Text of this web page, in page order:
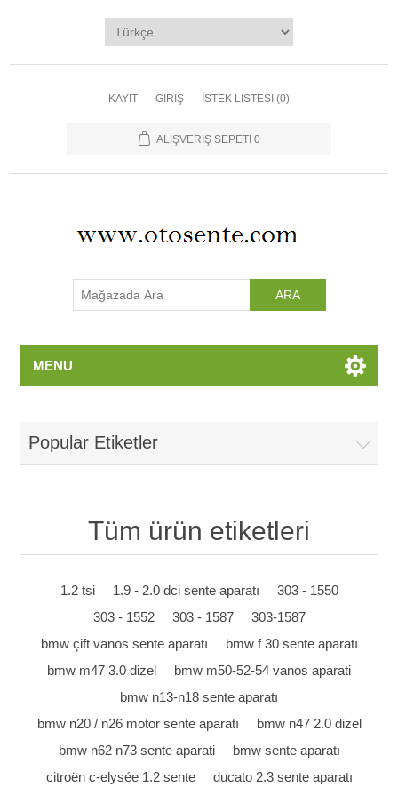
KAYIT GIRIŞ İSTEK LISTESI (0)
ALIŞVERIŞ SEPETI 0
İletişim
MENU
Popular Etiketler
Tüm ürün etiketleri
1.2 tsi 1.9 - 2.0 dci sente aparatı
303 - 1550
303 - 1552
303 - 1587
303-1587
bmw çift vanos sente aparatı
bmw f 30 sente aparatı
bmw m47 3.0 dizel
bmw m50-52-54 vanos aparati
bmw n13-n18 sente aparatı
bmw n20 / n26 motor sente aparatı
bmw n47 2.0 dizel
bmw n62 n73 sente aparati
bmw sente aparatı
citroën c-elysée 1.2 sente
ducato 2.3 sente aparatı